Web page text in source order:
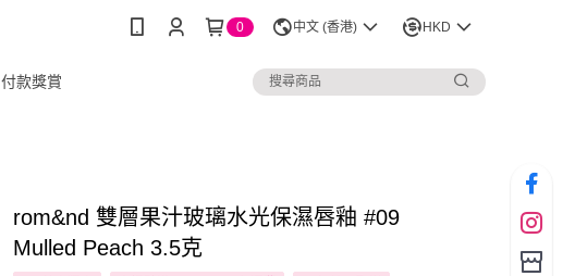
0 中文 (香港) HKD
付款獎賞
rom&nd 雙層果汁玻璃水光保濕唇釉 #09
Mulled Peach 3.5克